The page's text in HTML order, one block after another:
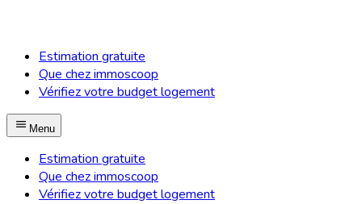
Estimation gratuite
Que chez immoscoop
Vérifiez votre budget logement
Menu
Estimation gratuite
Que chez immoscoop
Vérifiez votre budget logement